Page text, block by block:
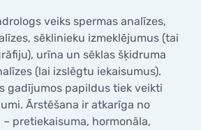
veiks spermas analīzes,
sēklinieku izmeklējumus (tai
urīna un sēklas šķidruma
(lai izslēgtu iekaisumus).
gadījumos papildus tiek veikti
Ārstēšana ir atkarīga no
pretiekaisuma, hormonāla,